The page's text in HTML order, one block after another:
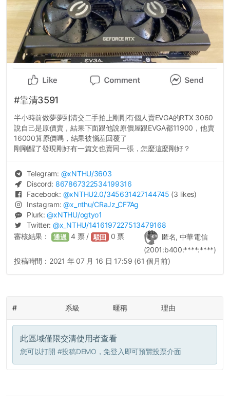
#靠清3591
半小時前做夢夢到清交二手拍上剛剛有個人賣EVGA的RTX 3060
說自己是原價賣，結果下面跟他說原價屋跟EVGA都11900，他賣
16000算原價嗎，結果被惱羞回覆了
剛剛醒了發現剛好有一篇文也賣同一張，怎麼這麼剛好？
Telegram: @xNTHU/3603
Discord: 867867322534199316
Facebook: @xNTHU2.0/345631427144745 (3 likes)
Instagram:@x_nthu/CRaJz_CF7Ag
Plurk:@xNTHU/ogtyo1
Twitter: @x_NTHU/1416197227513479168
匿名, 中華電信
(2001:b400:****:****)
審核結果： 通過 4 票 / 駁回 0 票
投稿時間： 2021 年 07 月 16 日 17:59 (61 個月前)
# 系級 暱稱 理由
此區域僅限交清使用者查看
您可以打開 #投稿DEMO ，免登入即可預覽投票介面